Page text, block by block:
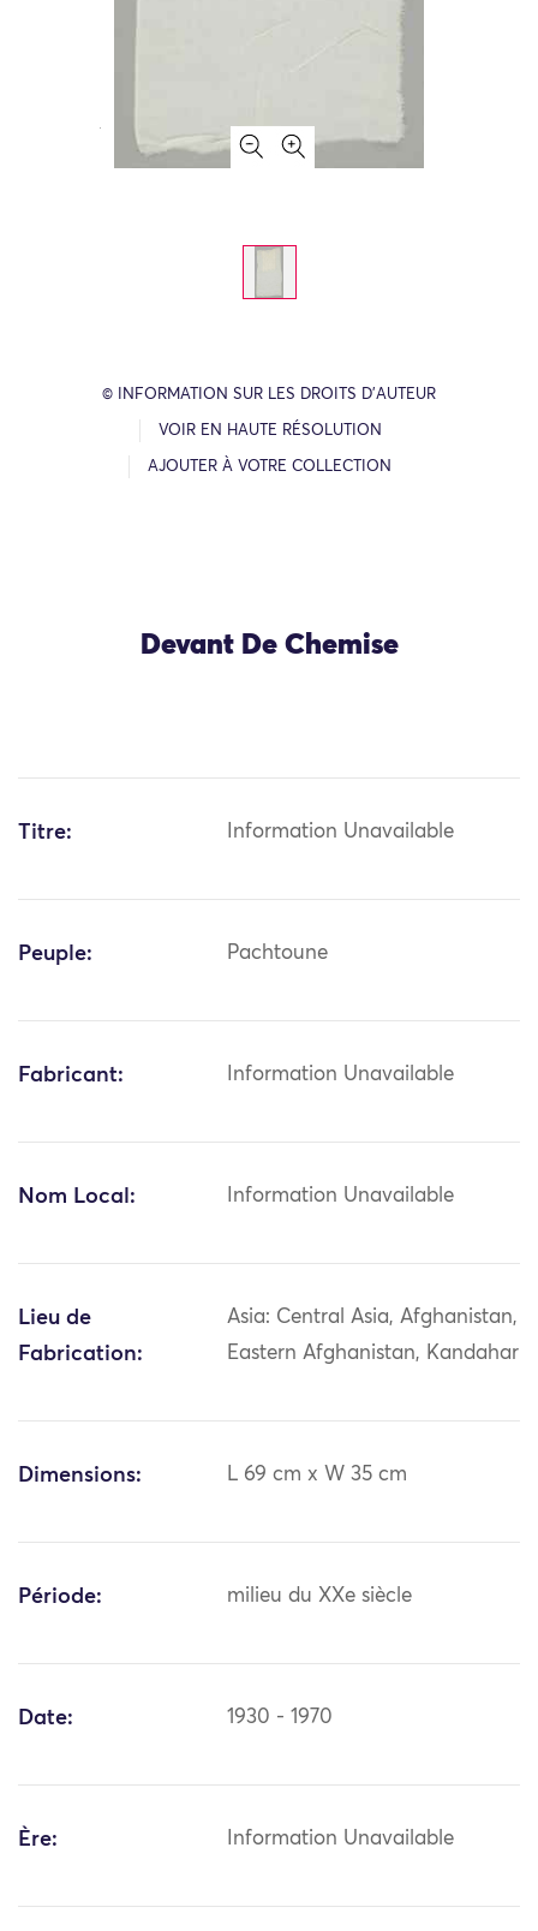
© INFORMATION SUR LES DROITS D’AUTEUR
VOIR EN HAUTE RÉSOLUTION
AJOUTER À VOTRE COLLECTION
Devant De Chemise
Titre: Information Unavailable
Peuple: Pachtoune
Fabricant: Information Unavailable
Nom Local: Information Unavailable
Lieu de
Fabrication:
Asia: Central Asia, Afghanistan,
Eastern Afghanistan, Kandahar
Dimensions: L 69 cm x W 35 cm
Période: milieu du XXe siècle
Date: 1930 - 1970
Ère: Information Unavailable